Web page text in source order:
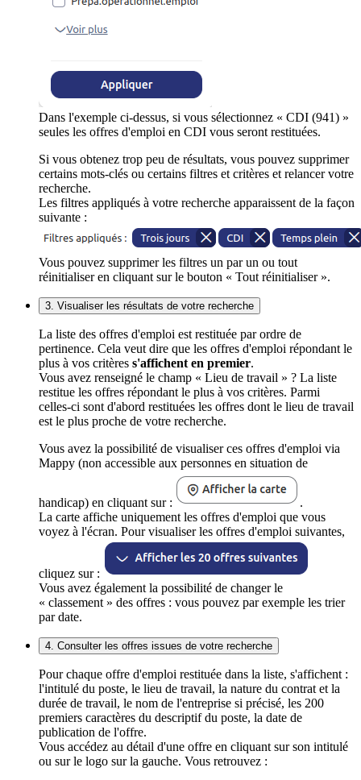
Dans l'exemple ci-dessus, si vous sélectionnez « CDI (941) »
seules les offres d'emploi en CDI vous seront restituées.
Si vous obtenez trop peu de résultats, vous pouvez supprimer
certains mots-clés ou certains filtres et critères et relancer votre
recherche.
Les filtres appliqués à votre recherche apparaissent de la façon
suivante :
Vous pouvez supprimer les filtres un par un ou tout
réinitialiser en cliquant sur le bouton « Tout réinitialiser ».
3. Visualiser les résultats de votre recherche
La liste des offres d'emploi est restituée par ordre de
pertinence. Cela veut dire que les offres d'emploi répondant le
plus à vos critères s'affichent en premier.
Vous avez renseigné le champ « Lieu de travail » ? La liste
restitue les offres répondant le plus à vos critères. Parmi
celles-ci sont d'abord restituées les offres dont le lieu de travail
est le plus proche de votre recherche.
Vous avez la possibilité de visualiser ces offres d'emploi via
Mappy (non accessible aux personnes en situation de
handicap) en cliquant sur :
.
La carte affiche uniquement les offres d'emploi que vous
voyez à l'écran. Pour visualiser les offres d'emploi suivantes,
cliquez sur :
Vous avez également la possibilité de changer le
« classement » des offres : vous pouvez par exemple les trier
par date.
4. Consulter les offres issues de votre recherche
Pour chaque offre d'emploi restituée dans la liste, s'affichent :
l'intitulé du poste, le lieu de travail, la nature du contrat et la
durée de travail, le nom de l'entreprise si précisé, les 200
premiers caractères du descriptif du poste, la date de
publication de l'offre.
Vous accédez au détail d'une offre en cliquant sur son intitulé
ou sur le logo sur la gauche. Vous retrouvez :